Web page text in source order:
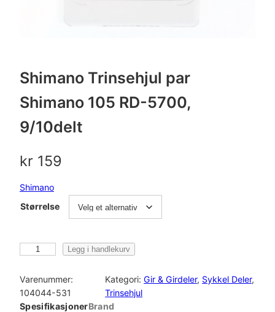
Shimano Trinsehjul par
Shimano 105 RD-5700,
9/10delt
kr 159
Shimano
Størrelse
i
m
a
Legg i handlekurv
Varenummer:
104044-531
Kategori:Gir & Girdeler, Sykkel Deler
Trinsehjul
SpesifikasjonerBrand